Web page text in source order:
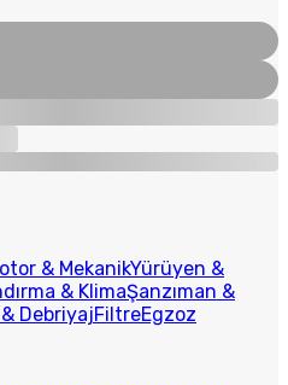
& MekanikYürüyen &
& KlimaŞanzıman &
DebriyajFiltreEgzoz